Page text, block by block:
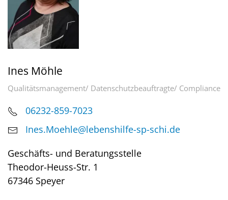
Ines Möhle
Qualitätsmanagement/ Datenschutzbeauftragte/ Compliance
06232-859-7023
Ines.Moehle@lebenshilfe-sp-schi.de
Geschäfts- und Beratungsstelle
Theodor-Heuss-Str. 1
67346 Speyer